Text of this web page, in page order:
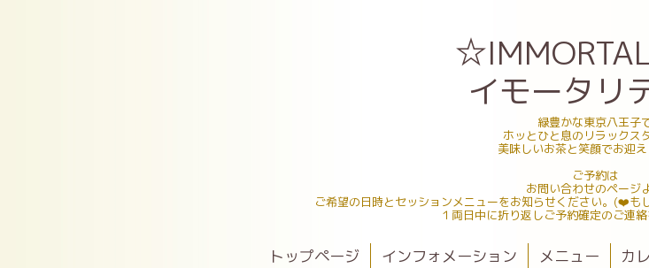
イモータリ
緑豊かな東京八王子
ホッとひと息のリラックス
美味しいお茶と笑顔でお迎
ご予約は
お問い合わせのページ
ご希望の日時とセッションメニューをお知らせください。(❤️も
１両日中に折り返しご予約確定のご連絡
トップページ インフォメーション メニュー カ